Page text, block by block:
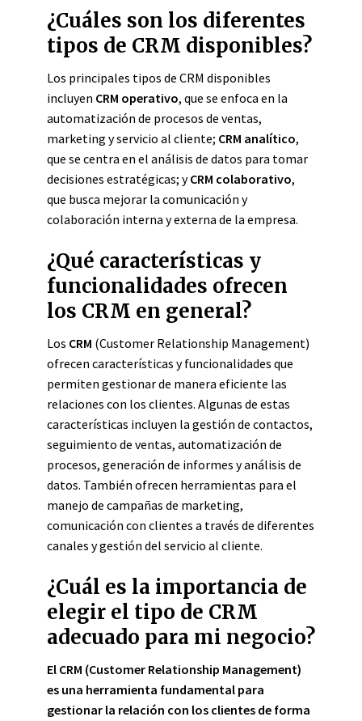
¿Cuáles son los diferentes
tipos de CRM disponibles?
Los principales tipos de CRM disponibles
incluyen CRM operativo, que se enfoca en la
automatización de procesos de ventas,
marketing y servicio al cliente; CRM analítico,
que se centra en el análisis de datos para tomar
decisiones estratégicas; yCRM colaborativo,
que busca mejorar la comunicación y
colaboración interna y externa de la empresa.
¿Qué características y
funcionalidades ofrecen
los CRM en general?
Los CRM (Customer Relationship Management)
ofrecen características y funcionalidades que
permiten gestionar de manera eficiente las
relaciones con los clientes. Algunas de estas
características incluyen la gestión de contactos,
seguimiento de ventas, automatización de
procesos, generación de informes y análisis de
datos. También ofrecen herramientas para el
manejo de campañas de marketing,
comunicación con clientes a través de diferentes
canales y gestión del servicio al cliente.
¿Cuál es la importancia de
elegir el tipo de CRM
adecuado para mi negocio?
El CRM (Customer Relationship Management)
es una herramienta fundamental para
gestionar la relación con los clientes de forma